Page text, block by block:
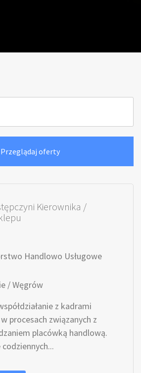
Kierownika /
Handlowo Usługowe
/ Węgrów
z kadrami
procesach związanych z
placówką handlową.